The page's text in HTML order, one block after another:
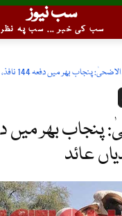
سب نیوز
سب کی خبر ... سب پہ نظر
پنجاب بھر میں دفعہ 144 نافذ، متعدد پابندیاں عائد
عائد